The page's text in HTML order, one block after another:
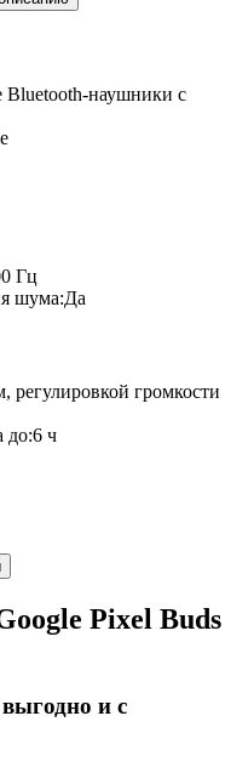
Bluetooth-наушники с
Гц
шума:Да
регулировкой громкости
до:6 ч
Pixel Buds
и с